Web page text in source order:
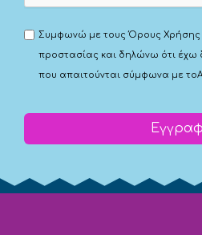
Συμφωνώ με τουςΌρους Χρήσης
προστασίας και δηλώνω ότι έχω
που απαιτούνται σύμφωνα με το